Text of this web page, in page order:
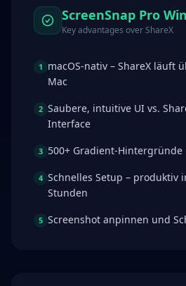
ScreenSnap Pro
Key advantages overShareX
1 macOS-nativ – ShareX läuft
Mac
2 Saubere, intuitive UI vs.
Interface
3 500+ Gradient-
4 Schnelles Setup – produktiv
Stunden
5 Screenshot anpinnen und